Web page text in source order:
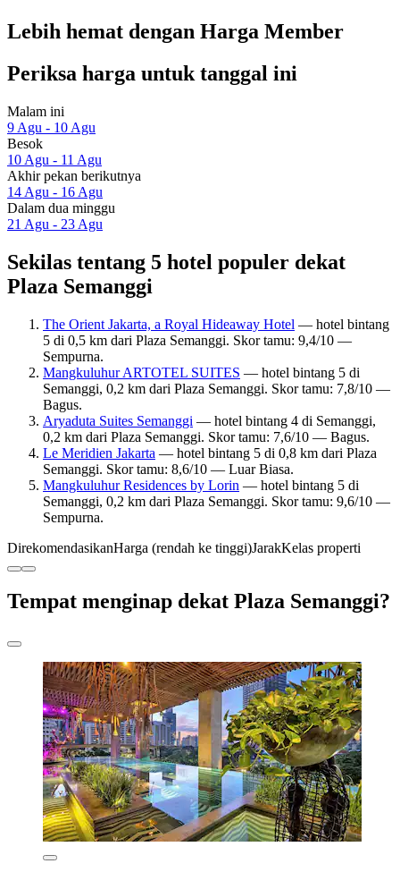
Lebih hemat dengan Harga Member
Periksa harga untuk tanggal ini
Malam ini
9 Agu - 10 Agu
Besok
10 Agu - 11 Agu
Akhir pekan berikutnya
14 Agu - 16 Agu
Dalam dua minggu
21 Agu - 23 Agu
Sekilas tentang 5 hotel populer dekat
Plaza Semanggi
The Orient Jakarta, a Royal Hideaway Hotel — hotel bintang
5 di 0,5 km dari Plaza Semanggi. Skor tamu: 9,4/10 —
Sempurna.
Mangkuluhur ARTOTEL SUITES — hotel bintang 5 di
Semanggi, 0,2 km dari Plaza Semanggi. Skor tamu: 7,8/10 —
Bagus.
Aryaduta Suites Semanggi — hotel bintang 4 di Semanggi,
0,2 km dari Plaza Semanggi. Skor tamu: 7,6/10 — Bagus.
Le Meridien Jakarta — hotel bintang 5 di 0,8 km dari Plaza
Semanggi. Skor tamu: 8,6/10 — Luar Biasa.
Mangkuluhur Residences by Lorin — hotel bintang 5 di
Semanggi, 0,2 km dari Plaza Semanggi. Skor tamu: 9,6/10 —
Sempurna.
DirekomendasikanHarga (rendah ke tinggi)JarakKelas properti
Tempat menginap dekat Plaza Semanggi?